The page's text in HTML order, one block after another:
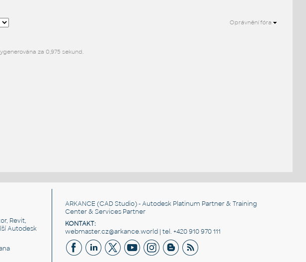
Oprávnění fóra
za 0,975 sekund.
Revit,
Autodesk
ARKANCE (CAD Studio) - Autodesk Platinum Partner & Training
Center & Services Partner
KONTAKT:
webmaster.cz@arkance.world | tel. +420 910 970 111